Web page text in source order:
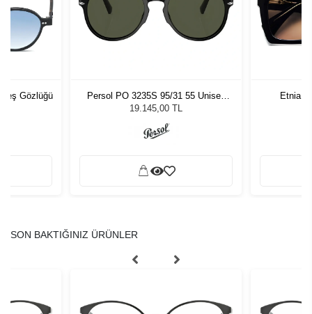
Gözlüğü
Persol PO 3235S 95/31 55 Unisex
Güneş Gözlüğü
19.145,00 TL
Etnia
SON BAKTIĞINIZ ÜRÜNLER